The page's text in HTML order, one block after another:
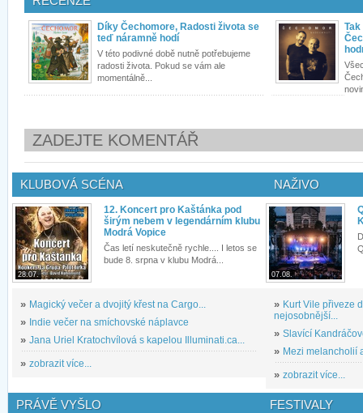
Díky Čechomore, Radosti života se
teď náramně hodí
V této podivné době nutně potřebujeme
radosti života. Pokud se vám ale
momentálně...
ZADEJTE KOMENTÁŘ
KLUBOVÁ SCÉNA
28.07.
12. Koncert pro Kaštánka pod
širým nebem v legendárním klubu
Modrá Vopice
Čas letí neskutečně rychle.... I letos se
bude 8. srpna v klubu Modrá...
» Magický večer a dvojitý křest na Cargo...
» Indie večer na smíchovské náplavce
» Jana Uriel Kratochvílová s kapelou Illuminati.ca...
» zobrazit více...
NAŽIVO
07.08.
» Kurt Vile přiveze
nejosobnější...
» Slavící
» Mezi melancholií
» zobrazit více...
PRÁVĚ VYŠLO FESTIVALY